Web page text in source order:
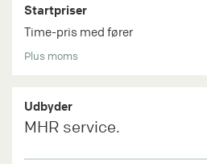
Startpriser
Time-pris med fører
Plus moms
Udbyder
MHR service.